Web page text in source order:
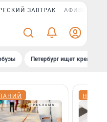
ЗАВТРАК АФИША PLUS
Петербург ищет креатив